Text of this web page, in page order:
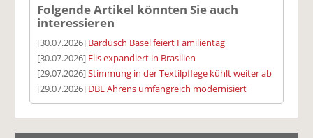
Folgende Artikel könnten Sie auch
interessieren
[30.07.2026] Bardusch Basel feiert Familientag
[30.07.2026] Elis expandiert in Brasilien
[29.07.2026]Stimmung in der Textilpflege kühlt weiter ab
[29.07.2026] DBL Ahrens umfangreich modernisiert